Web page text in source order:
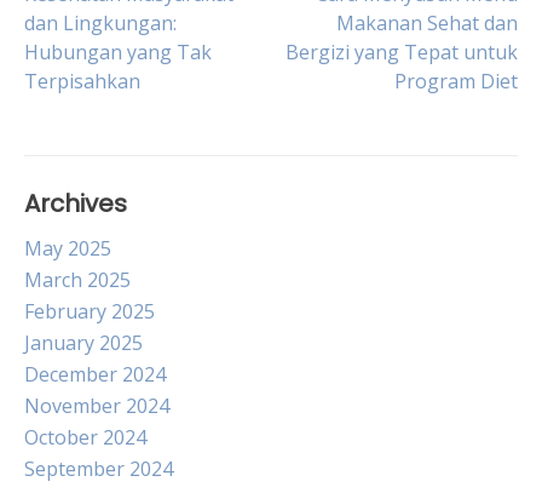
navigation
dan Lingkungan:
Hubungan yang Tak
Terpisahkan
Makanan Sehat dan
Bergizi yang Tepat untuk
Program Diet
Archives
May 2025
March 2025
February 2025
January 2025
December 2024
November 2024
October 2024
September 2024